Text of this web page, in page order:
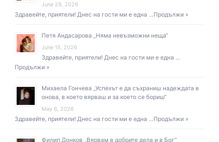
June 29, 2026
Здравейте, приятели! Днес на гости ми е една …Продължи »
Петя Андасарова „Няма невъзможни неща“
June 15, 2026
Здравейте, приятели! Днес на гости ми е една …
Продължи »
Михаела Гончева „Успехът е да съхраниш надеждата в
онова, в което вярваш и за което се бориш“
May 6, 2026
Здравейте, приятели! Днес на гости ми е една …Продължи »
Филип Донков „Вярвам в добрите дела и в Бог“